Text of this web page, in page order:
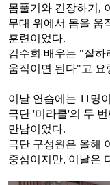
몸풀기와 긴장하기 ,
무대 위에서 몸을 움
훈련이었다.
김수희 배우는 "잘하
움직이면 된다"고 요
이날 연습에는 11 명
극단 '미라클'의 두 번
만남이었다
극단 구성원은 올해
중심이지만, 이날은